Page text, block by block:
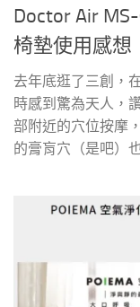
Doctor Air
椅墊使用感想
去年底逛了三創，
時感到驚為天人，
部附近的穴位按摩
的膏肓穴（是吧）